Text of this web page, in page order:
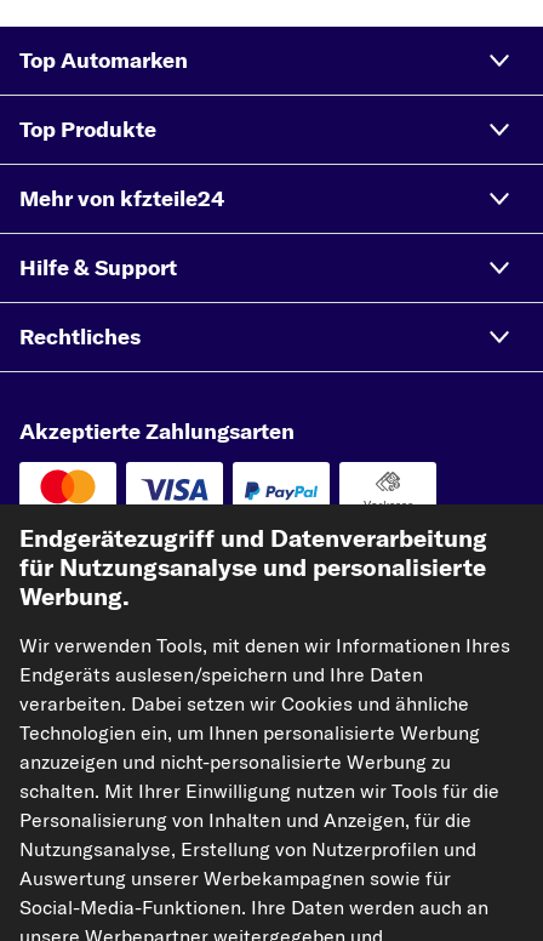
Top Automarken
Top Produkte
Mehr von kfzteile24
Hilfe & Support
Rechtliches
Akzeptierte Zahlungsarten
Vorkasse
Unsere Versandpartner
kfzteile24.de carpardoo.nl
carpardoo.fr
carpardoo.dk
Endgerätezugriff und Datenverarbeitung
für Nutzungsanalyse und personalisierte
Werbung.
Wir verwenden Tools, mit denen wir Informationen Ihres
Endgeräts auslesen/speichern und Ihre Daten
verarbeiten. Dabei setzen wir Cookies und ähnliche
Technologien ein, um Ihnen personalisierte Werbung
anzuzeigen und nicht-personalisierte Werbung zu
schalten. Mit Ihrer Einwilligung nutzen wir Tools für die
Personalisierung von Inhalten und Anzeigen, für die
Nutzungsanalyse, Erstellung von Nutzerprofilen und
Auswertung unserer Werbekampagnen sowie für
Social-Media-Funktionen. Ihre Daten werden auch an
unsere Werbepartner weitergegeben und